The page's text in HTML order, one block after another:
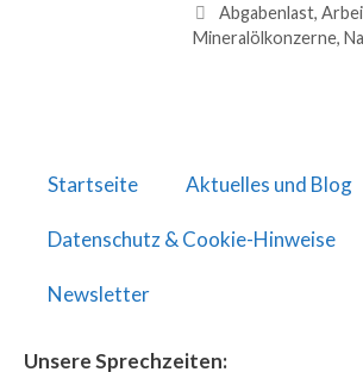
Abgabenlast,
Mineralölkonzerne,
Startseite Aktuelles und Blog
Datenschutz & Cookie-Hinweise
Newsletter
Unsere Sprechzeiten: